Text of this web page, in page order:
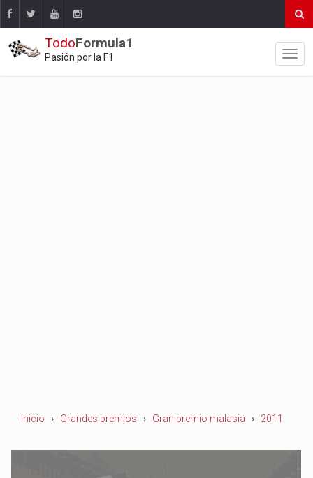
TodoFormula1
Pasión por la F1
Inicio Grandes premios Gran premio malasia 2011